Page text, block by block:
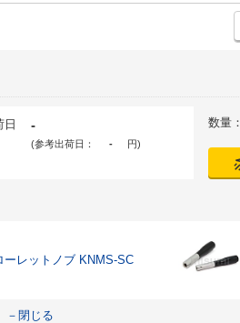
日 -
(参考出荷日： - 円)
数量：
ーレットノブ KNMS-SC
－閉じる